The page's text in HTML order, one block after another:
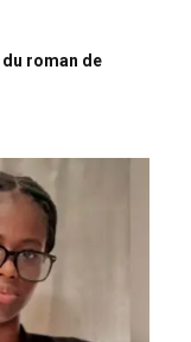
roman de